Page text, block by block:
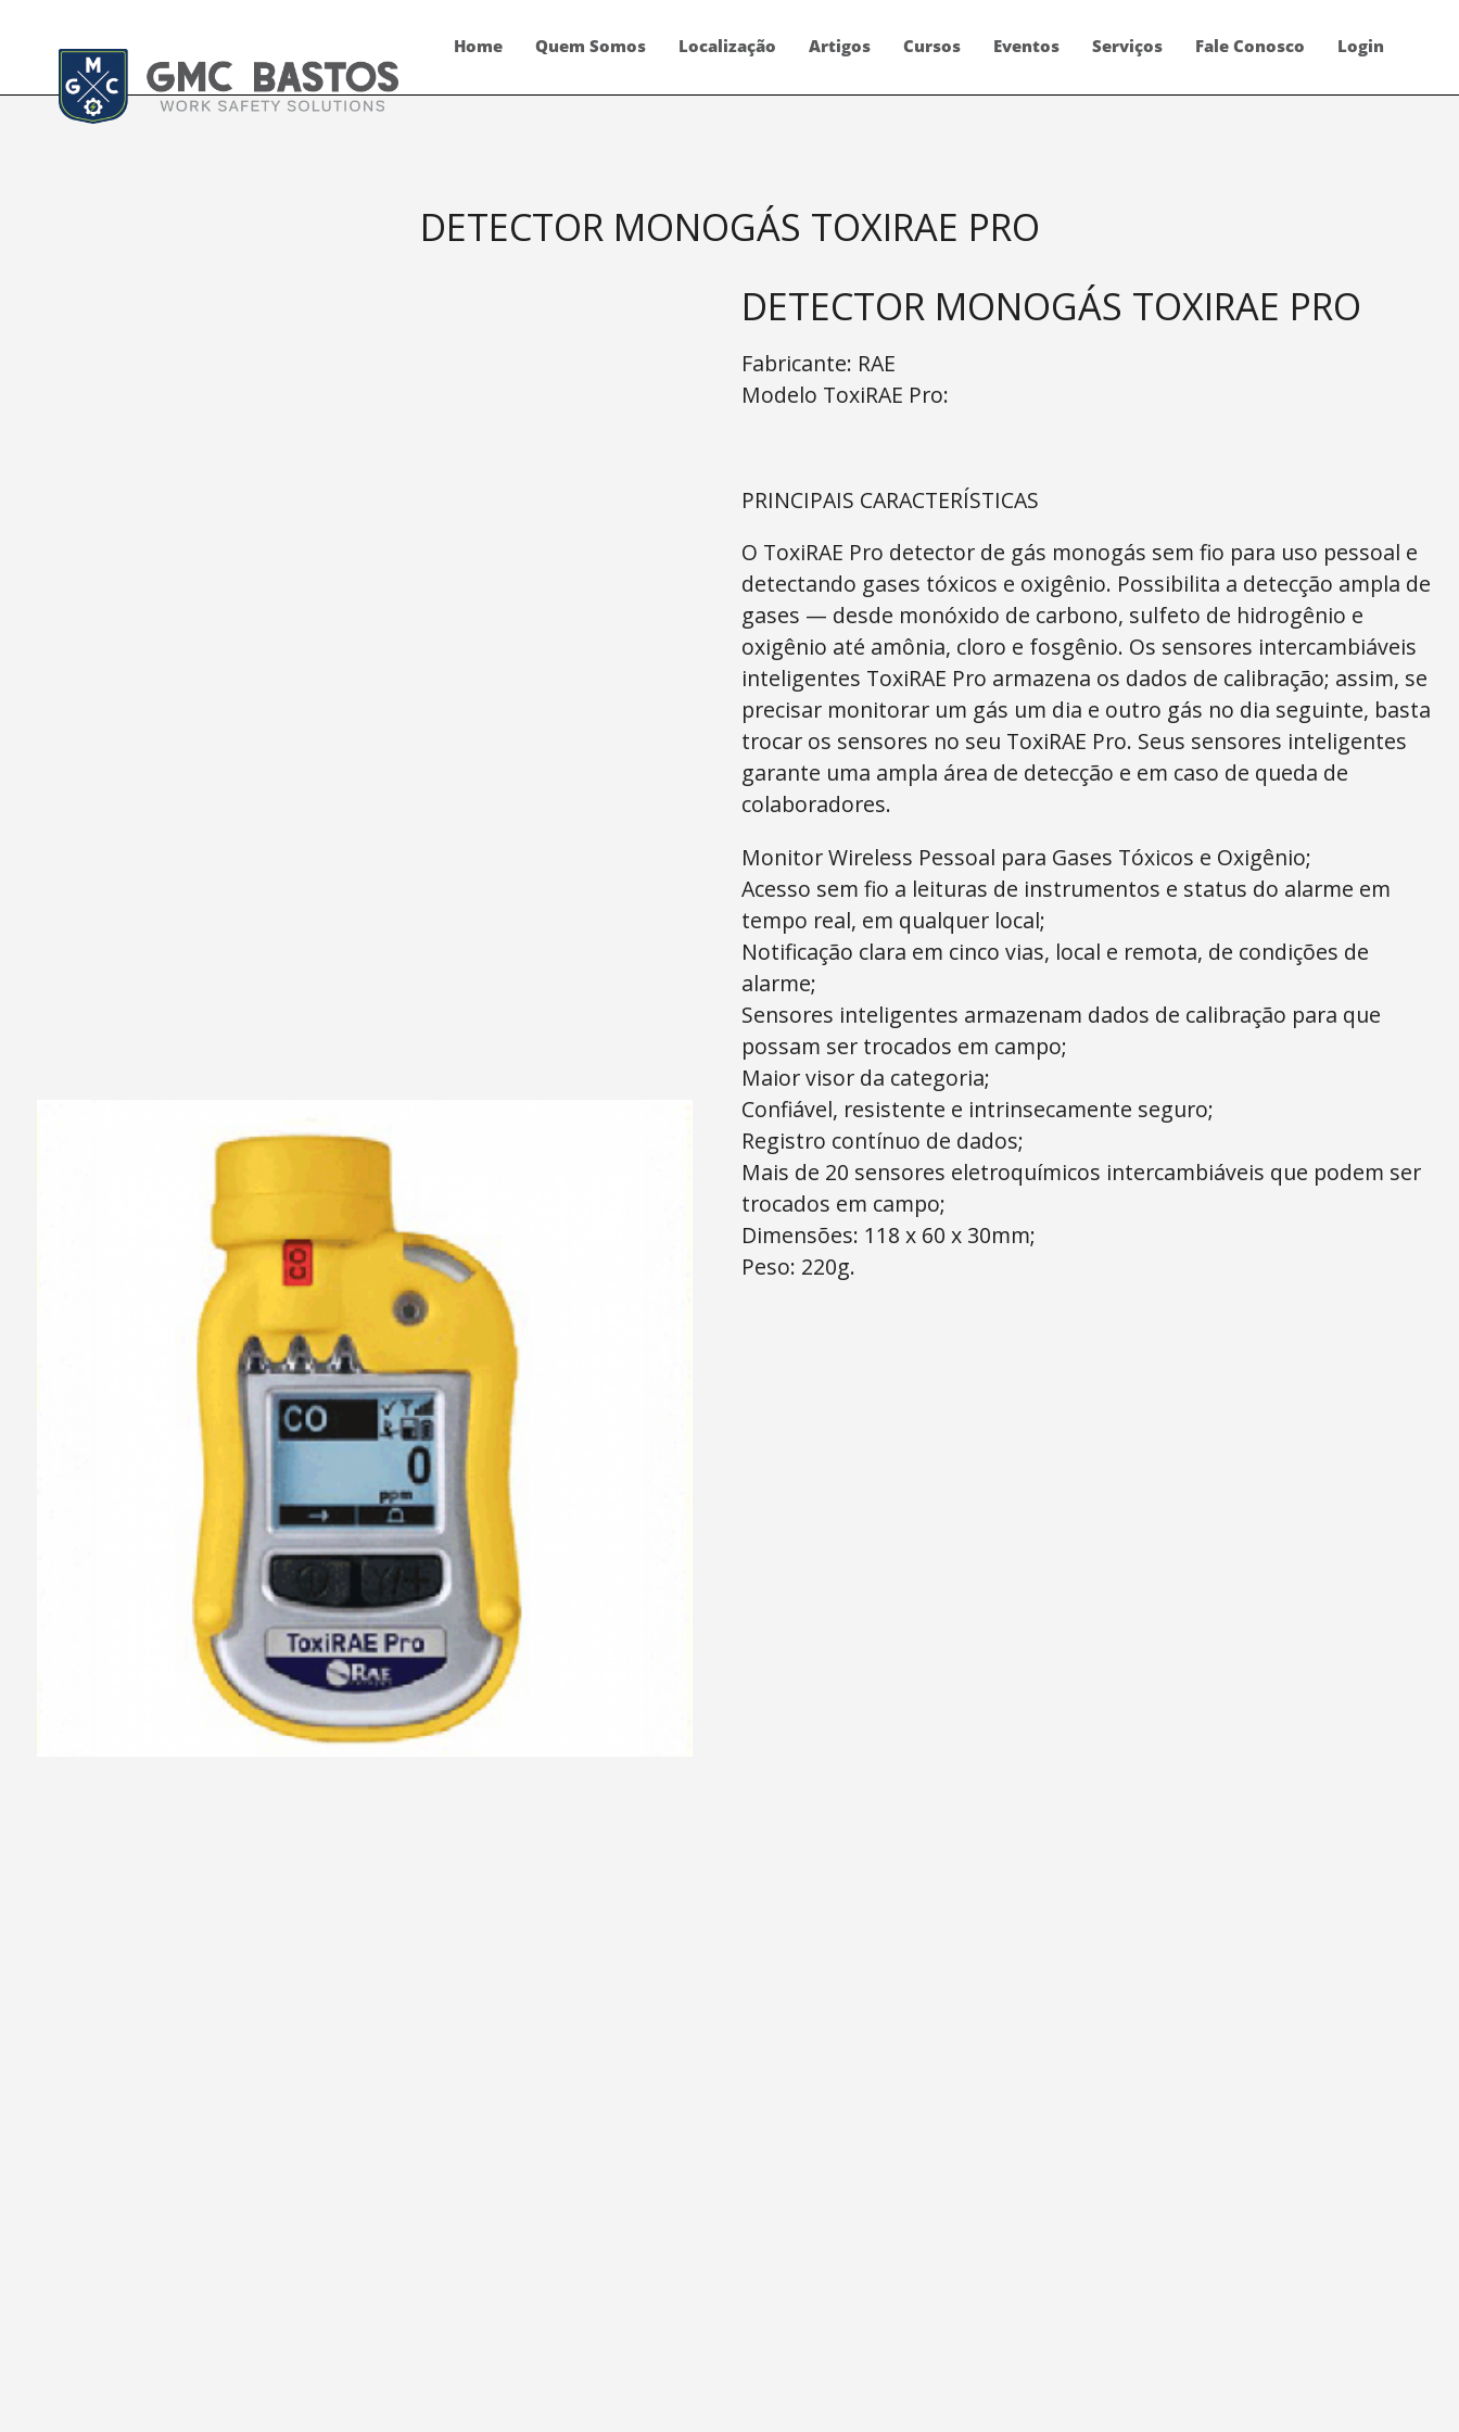
Home Quem Somos Localização Artigos Cursos Eventos Serviços Fale Conosco Login
DETECTOR MONOGÁS TOXIRAE PRO
DETECTOR MONOGÁS TOXIRAE PRO
Fabricante: RAE
Modelo ToxiRAE Pro:
PRINCIPAIS CARACTERÍSTICAS
O ToxiRAE Pro detector de gás monogás sem fio para uso pessoal e
detectando gases tóxicos e oxigênio. Possibilita a detecção ampla de
gases — desde monóxido de carbono, sulfeto de hidrogênio e
oxigênio até amônia, cloro e fosgênio. Os sensores intercambiáveis
inteligentes ToxiRAE Pro armazena os dados de calibração; assim, se
precisar monitorar um gás um dia e outro gás no dia seguinte, basta
trocar os sensores no seu ToxiRAE Pro. Seus sensores inteligentes
garante uma ampla área de detecção e em caso de queda de
colaboradores.
Monitor Wireless Pessoal para Gases Tóxicos e Oxigênio;
Acesso sem fio a leituras de instrumentos e status do alarme em
tempo real, em qualquer local;
Notificação clara em cinco vias, local e remota, de condições de
alarme;
Sensores inteligentes armazenam dados de calibração para que
possam ser trocados em campo;
Maior visor da categoria;
Confiável, resistente e intrinsecamente seguro;
Registro contínuo de dados;
Mais de 20 sensores eletroquímicos intercambiáveis que podem ser
trocados em campo;
Dimensões: 118 x 60 x 30mm;
Peso: 220g.